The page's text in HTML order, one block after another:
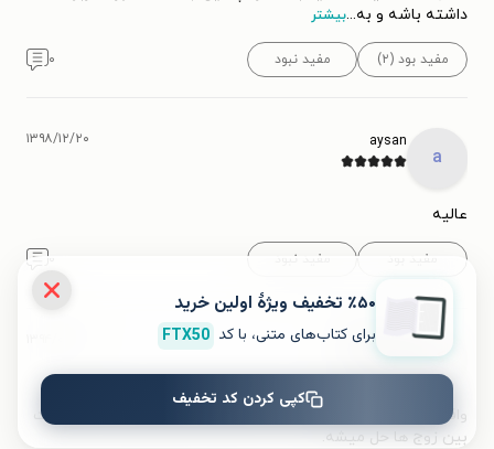
داشته باشه و به...بیشتر
مفید بود (۲) مفید نبود ۰
a
aysan ۱۳۹۸/۱۲/۲۰
عالیه
مفید بود مفید نبود
ک
واقعا کتاب خوبیه و با دقت به نکاتش فکر میکنم خیلی از مشکلات
بین زوج ها حل میشه.
٪۵۰ تخفیف ویژۀ اولین خرید
برای کتاب‌های متنی، با کد FTX50
کپی کردن کد تخفیف